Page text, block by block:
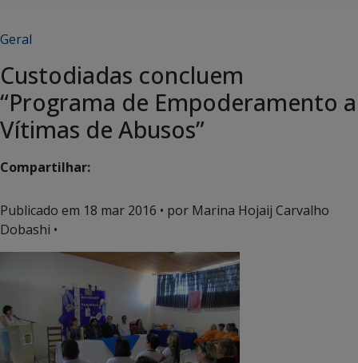
Geral
Custodiadas concluem
“Programa de Empoderamento a
Vítimas de Abusos”
Compartilhar:
Publicado em 18 mar 2016 • por Marina Hojaij Carvalho
Dobashi •